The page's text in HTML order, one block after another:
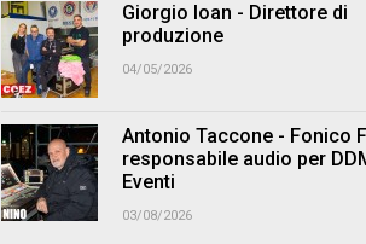
Giorgio Ioan - Direttore di
produzione
04/05/2026
Antonio Taccone - Fonico
responsabile audio per
Eventi
03/08/2026